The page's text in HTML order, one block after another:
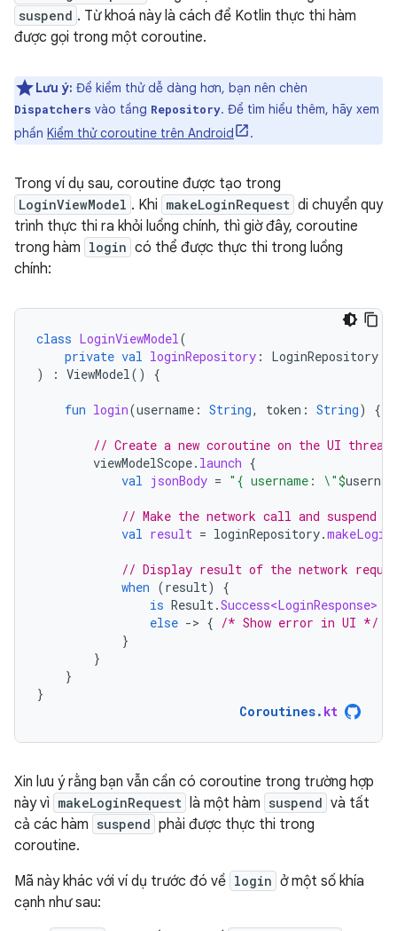
suspend . Từ khoá này là cách để Kotlin thực thi hàm
được gọi trong một coroutine.
Lưu ý: Để kiểm thử dễ dàng hơn, bạn nên chèn
Dispatchers vào tầng Repository. Để tìm hiểu thêm, hãy xem
phần Kiểm thử coroutine trên Android .
Trong ví dụ sau, coroutine được tạo trong
LoginViewModel . Khi makeLoginRequest di chuyển quy
trình thực thi ra khỏi luồng chính, thì giờ đây, coroutine
trong hàm login có thể được thực thi trong luồng
chính:
class LoginViewModel(
private val loginRepository :
LoginRepository
)
: ViewModel() {
fun login(username : String, token : String) {
// Create a new coroutine on the UI thread
viewModelScope. launch {
val jsonBody = "{ username: \"$
// Make the network call and
val result = loginRepository.
// Display result of the network
when (result)
{
is Result.Success<LoginResponse>
else -> { /* Show error in UI */
}
}
}
}
Coroutines. kt
Xin lưu ý rằng bạn vẫn cần có coroutine trong trường hợp
này vì makeLoginRequest là một hàm suspend và tất
cả các hàm suspend phải được thực thi trong
coroutine.
Mã này khác với ví dụ trước đó về login ở một số khía
cạnh như sau: